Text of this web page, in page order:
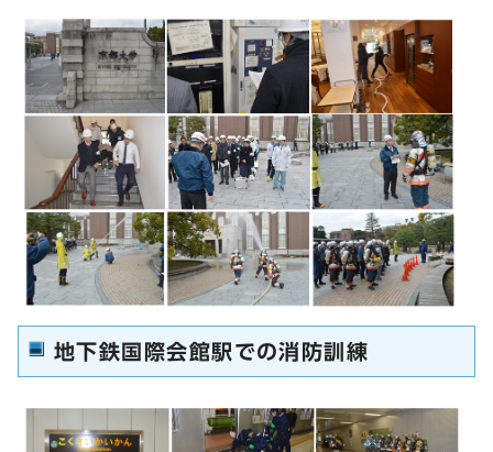
地下鉄国際会館駅での消防訓練